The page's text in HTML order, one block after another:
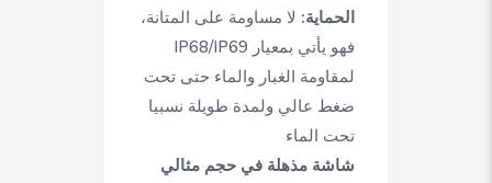
الحماية: لا مساومة على المتانة،
فهو يأتي بمعيار IP68/IP69
لمقاومة الغبار والماء حتى تحت
ضغط عالي ولمدة طويلة نسبيا
تحت الماء
شاشة مذهلة في حجم مثالي